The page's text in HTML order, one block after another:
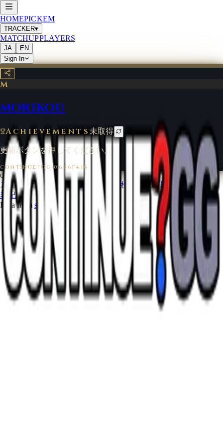
HOMEPICKEM
TRACKER▾
MATCHUPPLAYERS
JA
EN
Sign In
M
MORIKOU
Achievements未取得
更新ボタンを押してください。
CONTINUE?GG·0606F418
CONTINUE?GG ©
2026
コインについて
お問い合わせ
特定商取引法に基づく
表記
Data from start.gg